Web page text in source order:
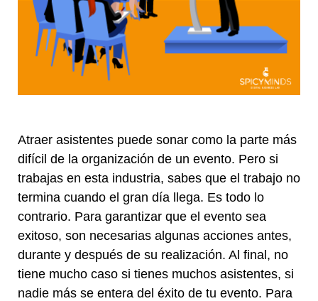
Atraer asistentes puede sonar como la parte más
difícil de la organización de un evento. Pero si
trabajas en esta industria, sabes que el trabajo no
termina cuando el gran día llega. Es todo lo
contrario. Para garantizar que el evento sea
exitoso, son necesarias algunas acciones antes,
durante y después de su realización. Al final, no
tiene mucho caso si tienes muchos asistentes, si
nadie más se entera del éxito de tu evento. Para